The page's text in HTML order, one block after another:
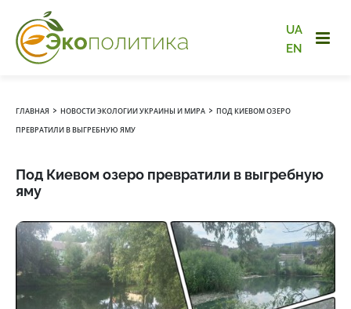
UA
EN
ГЛАВНАЯ › НОВОСТИ ЭКОЛОГИИ УКРАИНЫ И МИРА › ПОД КИЕВОМ ОЗЕРО
ПРЕВРАТИЛИ В ВЫГРЕБНУЮ ЯМУ
Под Киевом озеро превратили в выгребную
яму